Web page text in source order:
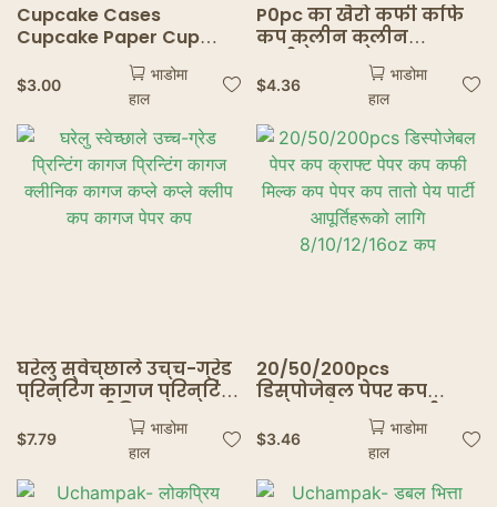
Cupcake Cases
Cupcake Paper Cup
Oilproof Cupcake Liner
Baking Cup Tray Case
Wedding Party
Caissettes Cupcake
Wrapper Paper
$3.00
भाडोमा
हाल
P0pc का खैरो कफी कफि
कप क्लीन क्लीन
क्लीन्स क्राइगर्ड कागज
हीट कार्डबोर्ड होल्डर
$4.36
भाडोमा
हाल
घरेलु स्वेच्छाले उच्च-ग्रेड
प्रिन्टिंग कागज प्रिन्टिंग
कागज क्लीनिक कागज
कप्ले कप्ले क्लीप कप
कागज पेपर कप
$7.79
भाडोमा
हाल
20/50/200pcs
डिस्पोजेबल पेपर कप
क्राफ्ट पेपर कप कफी
मिल्क कप पेपर कप तातो
पेय पार्टी आपूर्तिहरूको
लागि 8/10/12/16oz कप
$3.46
भाडोमा
हाल